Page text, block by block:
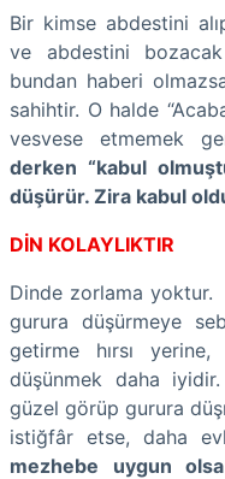
Bir kimse abdestini
ve abdestini
bundan haberi
sahihtir. O halde
vesvese etmemek
derken “kabul
düşürür. Zira kabul
DİN KOLAYLIKTIR
Dinde zorlama yoktur.
gurura düşürmeye
getirme hırsı
düşünmek daha
güzel görüp gurura
istiğfâr etse, daha
mezhebe uygun